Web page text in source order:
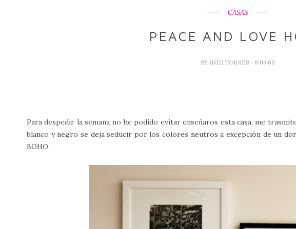
CASAS
PEACE AND LOVE
BY INES TORRES - 0:03:00
Para despedir la semana no he podido evitar enseñaros esta casa, me
blanco y negro se deja seducir por los colores neutros a excepción de un
BOHO.